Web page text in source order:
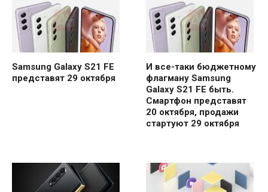
Samsung Galaxy S21 FE
представят 29 октября
И все-таки бюджетному
флагману Samsung
Galaxy S21 FE быть.
Смартфон представят
20 октября, продажи
стартуют 29 октября